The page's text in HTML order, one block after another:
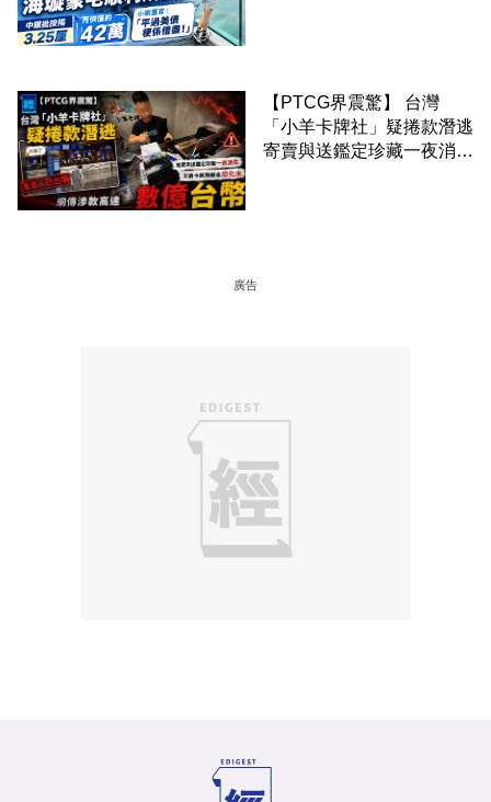
【PTCG界震驚】 台灣
「小羊卡牌社」疑捲款潛逃
寄賣與送鑑定珍藏一夜消失
廣告